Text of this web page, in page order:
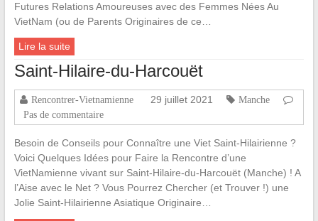
Futures Relations Amoureuses avec des Femmes Nées Au
VietNam (ou de Parents Originaires de ce…
Lire la suite
Saint-Hilaire-du-Harcouët
Rencontrer-Vietnamienne 29 juillet 2021
Manche
Pas de commentaire
Besoin de Conseils pour Connaître une Viet Saint-Hilairienne ?
Voici Quelques Idées pour Faire la Rencontre d’une
VietNamienne vivant sur Saint-Hilaire-du-Harcouët (Manche) ! A
l’Aise avec le Net ? Vous Pourrez Chercher (et Trouver !) une
Jolie Saint-Hilairienne Asiatique Originaire…